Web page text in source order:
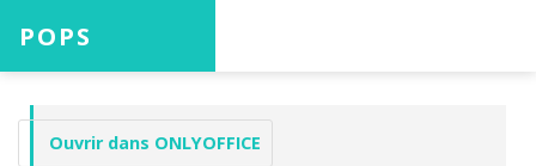
POPS
Accueil
Ouvrir dans ONLYOFFICE